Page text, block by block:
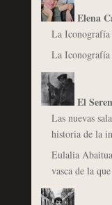
Elena
La
La
El
Las nuevas
historia de la
Eulalia
vasca de la